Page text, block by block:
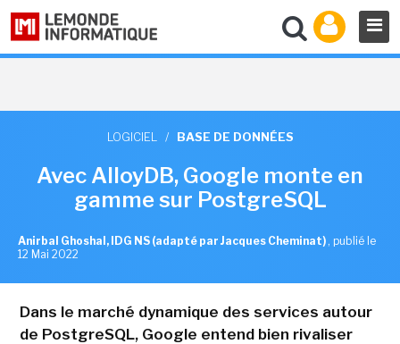
LOGICIEL / BASE DE DONNÉES
Avec AlloyDB, Google monte en
gamme sur PostgreSQL
Anirbal Ghoshal, IDG NS (adapté par Jacques Cheminat) , publié le
12 Mai 2022
Dans le marché dynamique des services autour
de PostgreSQL, Google entend bien rivaliser